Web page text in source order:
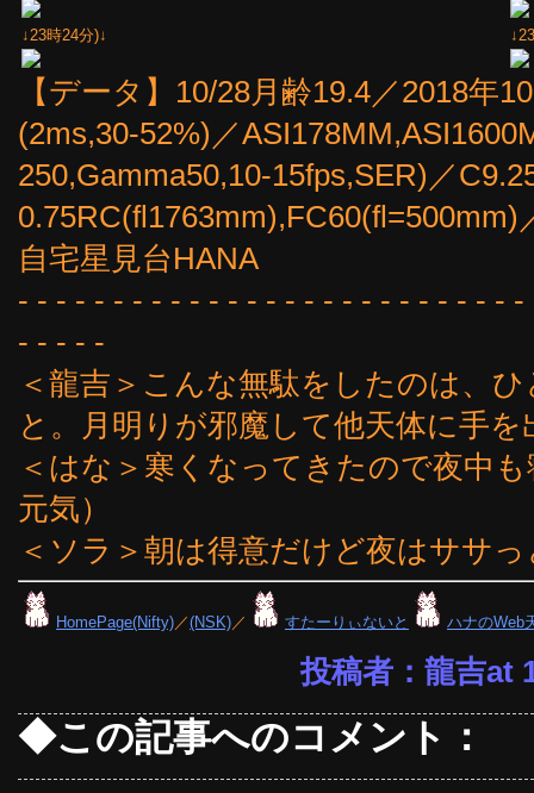
↓23時24分)↓
【データ】10/28月齢19.4／2018年
(2ms,30-52%)／
250,Gamma50,10-15fps,SER)／
自宅星見台HANA
- - - - - - - - - - - - - - - - - - - - - - - - - -
- - - - -
＜龍吉＞こんな無駄をしたのは、
と。月明りが邪魔して他天体に手
＜はな＞寒くなってきたので夜中
元気）
＜ソラ＞朝は得意だけど夜はササ
HomePage(Nifty)／(NSK)／ すたーりぃないと ハナのWeb
投稿者：龍吉at
◆この記事へのコメント：